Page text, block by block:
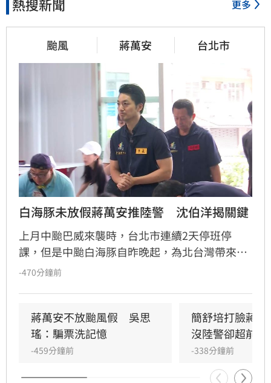
熱搜新聞 更多
颱風 蔣萬安 台北市
白海豚未放假蔣萬安推陸警　沈伯洋揭關鍵
上月中颱巴威來襲時，台北市連續2天停班停
課，但是中颱白海豚自昨晚起，為北台灣帶來強
風豪雨，但台北市今（9）日卻未放假，引發民
應，市民會有的疑慮，不會說是精不精準的問
題，而是SOP是什麼？你的標準是什麼？能不能
夠公開透明，讓市民能夠事先知道說，原來標準
是這樣，所以今天有放、今天沒有放。他呼籲，
-470分鐘前
蔣萬安不放颱風假　吳思
瑤：騙票洗記憶
-459分鐘前
簡舒培打臉蔣
沒陸警卻超前放
-338分鐘前